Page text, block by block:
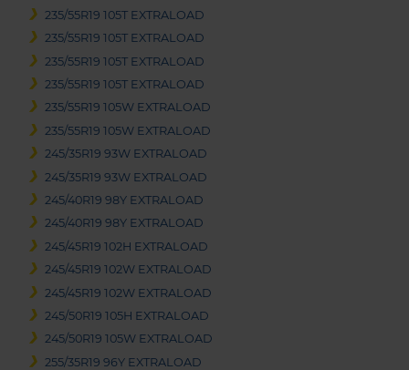
235/55R19 105T EXTRALOAD
235/55R19 105T EXTRALOAD
235/55R19 105T EXTRALOAD
235/55R19 105T EXTRALOAD
235/55R19 105W EXTRALOAD
235/55R19 105W EXTRALOAD
245/35R19 93W EXTRALOAD
245/35R19 93W EXTRALOAD
245/40R19 98Y EXTRALOAD
245/40R19 98Y EXTRALOAD
245/45R19 102H EXTRALOAD
245/45R19 102W EXTRALOAD
245/45R19 102W EXTRALOAD
245/50R19 105H EXTRALOAD
245/50R19 105W EXTRALOAD
255/35R19 96Y EXTRALOAD